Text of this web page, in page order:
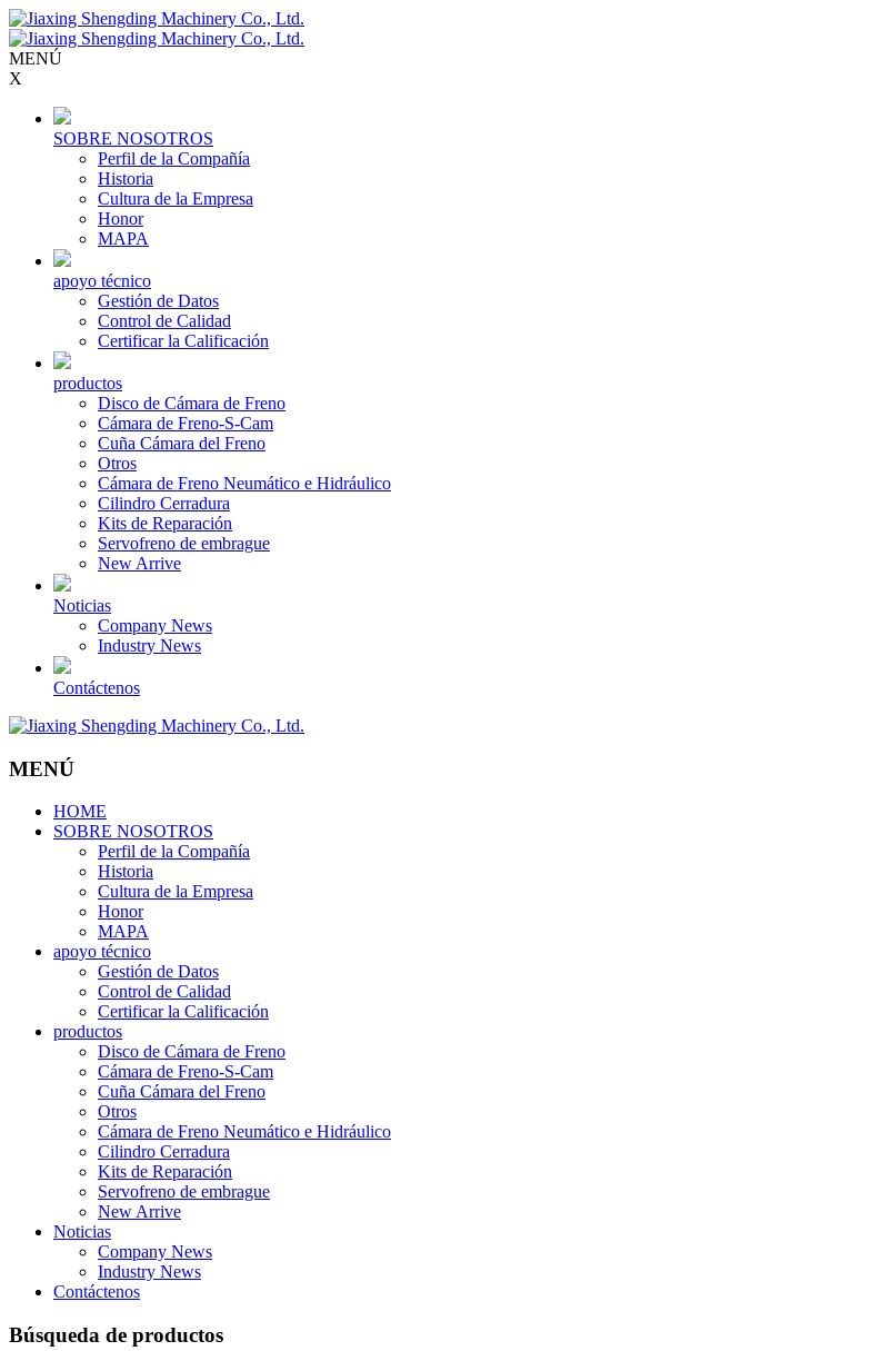
MENÚ
X
SOBRE NOSOTROS
Perfil de la Compañía
Historia
Cultura de la Empresa
Honor
MAPA
apoyo técnico
Gestión de Datos
Control de Calidad
Certificar la Calificación
productos
Disco de Cámara de Freno
Cámara de Freno-S-Cam
Cuña Cámara del Freno
Otros
Cámara de Freno Neumático e Hidráulico
Cilindro Cerradura
Kits de Reparación
Servofreno de embrague
New Arrive
Noticias
Company News
Industry News
Contáctenos
MENÚ
HOME
SOBRE NOSOTROS
Perfil de la Compañía
Historia
Cultura de la Empresa
Honor
MAPA
apoyo técnico
Gestión de Datos
Control de Calidad
Certificar la Calificación
productos
Disco de Cámara de Freno
Cámara de Freno-S-Cam
Cuña Cámara del Freno
Otros
Cámara de Freno Neumático e Hidráulico
Cilindro Cerradura
Kits de Reparación
Servofreno de embrague
New Arrive
Noticias
Company News
Industry News
Contáctenos
Búsqueda de productos